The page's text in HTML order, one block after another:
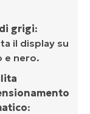
grigi:
il display su
e nero.
: